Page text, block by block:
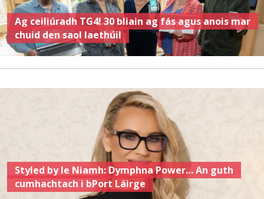
Ag ceiliúradh TG4! 30 bliain ag fás agus anois mar
chuid den saol laethúil
Styled by le Niamh: Dymphna Power… An guth
cumhachtach i bPort Láirge